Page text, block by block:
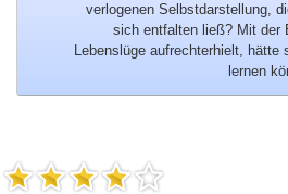
verlogenen Selbstdarstellung,
sich entfalten ließ? Mit der
Lebenslüge aufrechterhielt,
lernen